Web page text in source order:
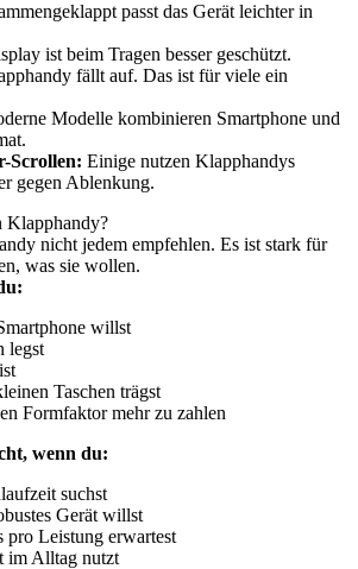
passt das Gerät leichter in
ist beim Tragen besser geschützt.
fällt auf. Das ist für viele ein
Modelle kombinieren Smartphone und
Scrollen: Einige nutzen Klapphandys
gegen Ablenkung.
Klapphandy?
nicht jedem empfehlen. Es ist stark für
was sie wollen.
willst
legst
Taschen trägst
Formfaktor mehr zu zahlen
wenn du:
suchst
Gerät willst
pro Leistung erwartest
im Alltag nutzt